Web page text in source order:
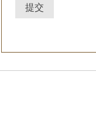
提交